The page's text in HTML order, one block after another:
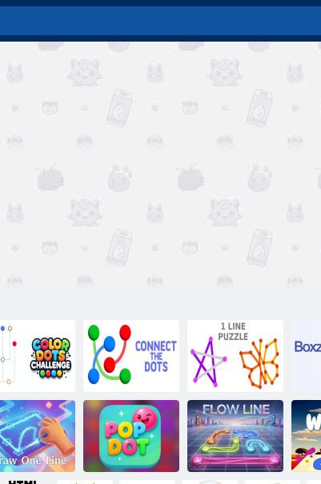
Krāsu punktu
izaicinājums
Pievienojiet
punktu
1 līnijas mīkla